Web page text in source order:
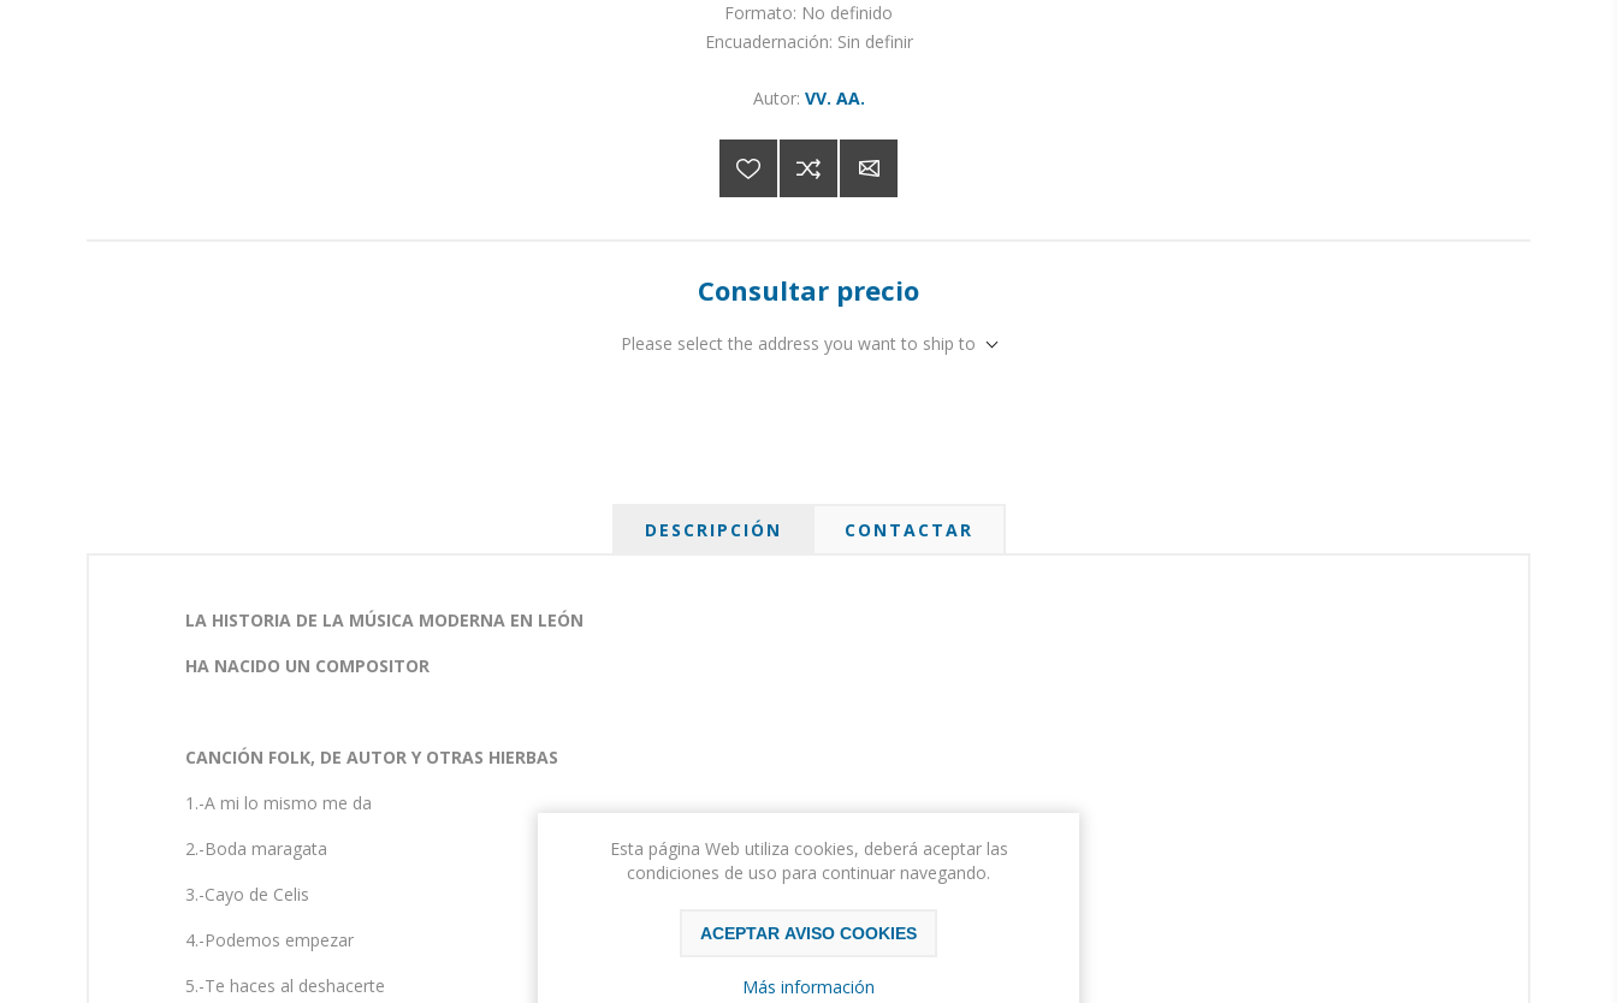
Formato: No definido
Encuadernación: Sin definir
Autor: VV. AA.
Consultar precio
Please select the address you want to ship to
DESCRIPCIÓN CONTACTAR
LA HISTORIA DE LA MÚSICA MODERNA EN LEÓN
HA NACIDO UN COMPOSITOR
CANCIÓN FOLK, DE AUTOR Y OTRAS HIERBAS
1.-A mi lo mismo me da
2.-Boda maragata
3.-Cayo de Celis
4.-Podemos empezar
5.-Te haces al deshacerte
Esta página Web utiliza cookies, deberá aceptar las
condiciones de uso para continuar navegando.
ACEPTAR AVISO COOKIES
Más información